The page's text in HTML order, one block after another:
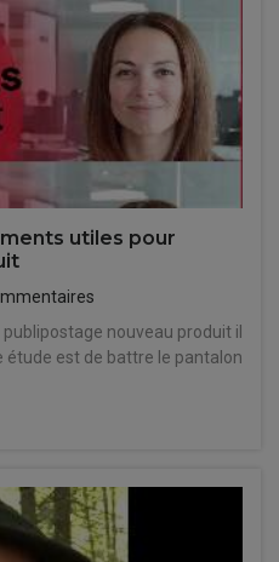
utiles pour
nouveau produit il
étude est de battre le pantalon